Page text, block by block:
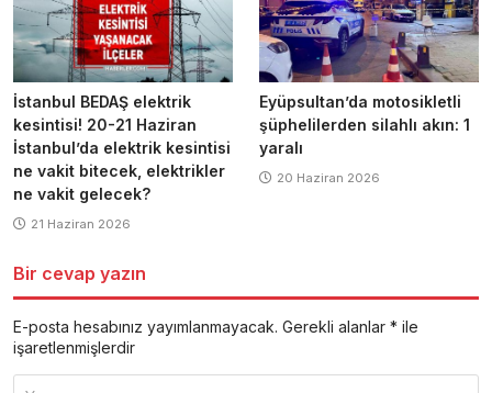
İstanbul BEDAŞ elektrik
kesintisi! 20-21 Haziran
İstanbul’da elektrik kesintisi
ne vakit bitecek, elektrikler
ne vakit gelecek?
21 Haziran 2026
Eyüpsultan’da motosikletli
şüphelilerden silahlı akın: 1
yaralı
20 Haziran 2026
Bir cevap yazın
E-posta hesabınız yayımlanmayacak. Gerekli alanlar * ile
işaretlenmişlerdir